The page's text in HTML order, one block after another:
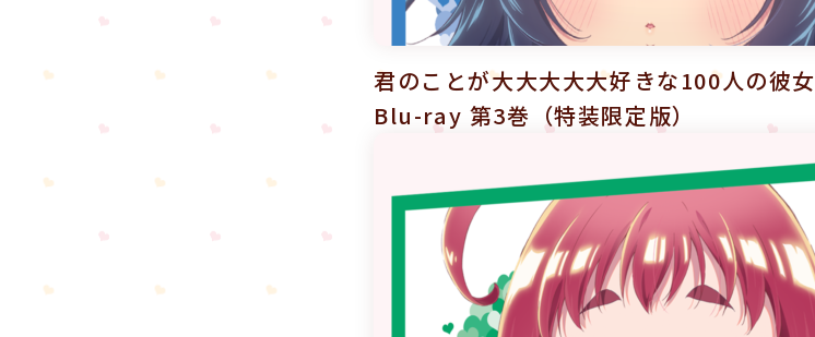
君のことが大大大大大好きな100人の彼女
Blu-ray 第3巻（特装限定版）